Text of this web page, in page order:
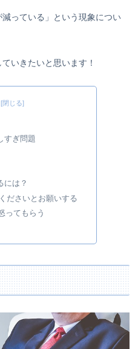
っている」という現象につい
いきたいと思います！
すぎ問題
には？
ださいとお願いする
ってもらう